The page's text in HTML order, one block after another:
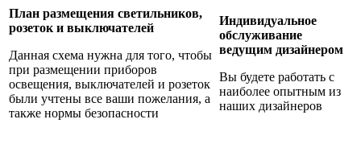
План размещения светильников,
розеток и выключателей
Данная схема нужна для того, чтобы
при размещении приборов
освещения, выключателей и розеток
были учтены все ваши пожелания, а
также нормы безопасности
Индивидуальное
обслуживание
ведущим дизайнером
Вы будете работать с
наиболее опытным из
наших дизайнеров